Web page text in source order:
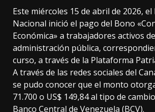
Este miércoles 15 de abril de 2026, el
Nacional inició el pago del Bono
Económica» a trabajadores activos
administración pública,
curso, a través de la Plataforma
A través de las redes sociales del
se pudo conocer que el monto
71.700 o US$ 149,84 al tipo de
Banco Central de Venezuela (BCV).